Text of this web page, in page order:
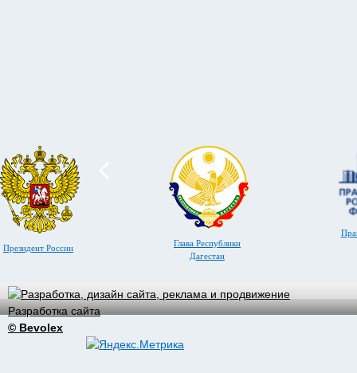
Президент России
Глава Республики
Дагестан
Разработка сайта
© Bevolex